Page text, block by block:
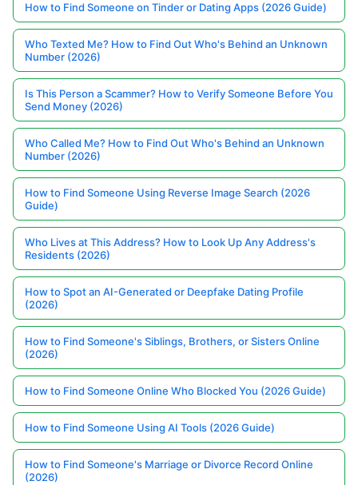
How to Find Someone on Tinder or Dating Apps (2026 Guide)
Who Texted Me? How to Find Out Who's Behind an Unknown
Number (2026)
Is This Person a Scammer? How to Verify Someone Before You
Send Money (2026)
Who Called Me? How to Find Out Who's Behind an Unknown
Number (2026)
How to Find Someone Using Reverse Image Search (2026
Guide)
Who Lives at This Address? How to Look Up Any Address's
Residents (2026)
How to Spot an AI-Generated or Deepfake Dating Profile
(2026)
How to Find Someone's Siblings, Brothers, or Sisters Online
(2026)
How to Find Someone Online Who Blocked You (2026 Guide)
How to Find Someone Using AI Tools (2026 Guide)
How to Find Someone's Marriage or Divorce Record Online
(2026)